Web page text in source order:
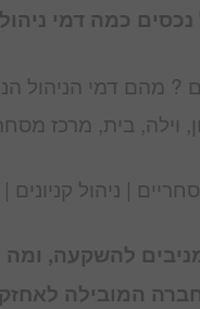
כמה דמי
? מהם דמי הניהול
בית, מרכז
| ניהול קניונים |
להשקעה, ומה
המובילה